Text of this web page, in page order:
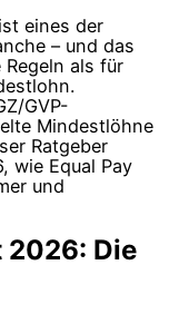
ist eines der
– und das
als für
GVP-
Mindestlöhne
Ratgeber
wie Equal Pay
und
Die